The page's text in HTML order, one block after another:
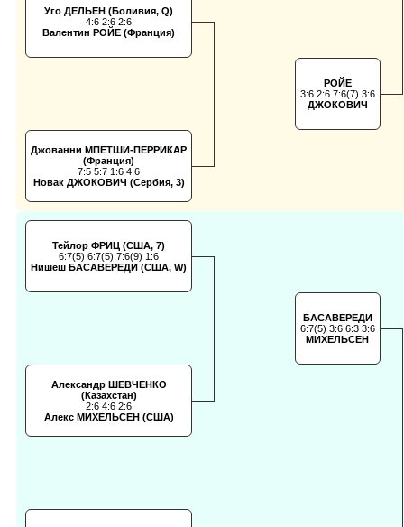
Уго ДЕЛЬЕН (Боливия, Q)
4:6 2:6 2:6
Валентин РОЙЕ (Франция)
Джованни МПЕТШИ-ПЕРРИКАР
(Франция)
7:5 5:7 1:6 4:6
Новак ДЖОКОВИЧ (Сербия, 3)
РОЙЕ
3:6 2:6 7:6(7) 3:6
ДЖОКОВИЧ
Тейлор ФРИЦ (США, 7)
6:7(5) 6:7(5) 7:6(9) 1:6
Нишеш БАСАВЕРЕДИ (США, W)
Александр ШЕВЧЕНКО
(Казахстан)
2:6 4:6 2:6
Алекс МИХЕЛЬСЕН (США)
БАСАВЕРЕДИ
6:7(5) 3:6 6:3 3:6
МИХЕЛЬСЕН